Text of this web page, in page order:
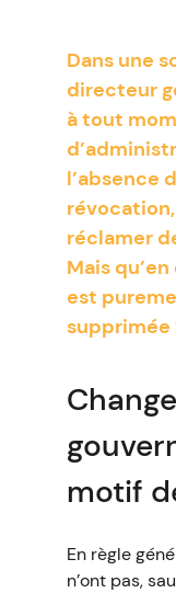
Dans une
directeur
à tout
l’absence
réclamer
Mais
est
supprimée
motif
En règle
n’ont pas,